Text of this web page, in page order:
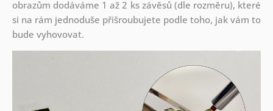
obrazům dodáváme 1 až 2 ks závěsů (dle rozměru), které
si na rám jednoduše přišroubujete podle toho, jak vám to
bude vyhovovat.